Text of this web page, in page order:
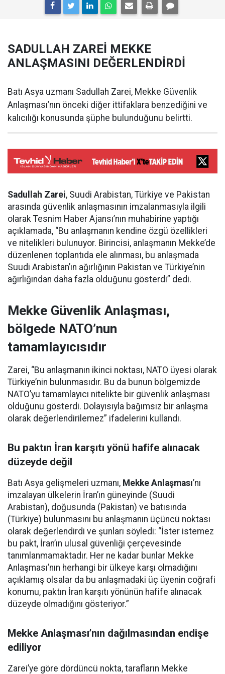
SADULLAH ZAREİ MEKKE
ANLAŞMASINI DEĞERLENDİRDİ
Batı Asya uzmanı Sadullah Zarei, Mekke Güvenlik
Anlaşması’nın önceki diğer ittifaklara benzediğini ve
kalıcılığı konusunda şüphe bulunduğunu belirtti.
Sadullah Zarei, Suudi Arabistan, Türkiye ve Pakistan
arasında güvenlik anlaşmasının imzalanmasıyla ilgili
olarak Tesnim Haber Ajansı’nın muhabirine yaptığı
açıklamada, “Bu anlaşmanın kendine özgü özellikleri
ve nitelikleri bulunuyor. Birincisi, anlaşmanın Mekke’de
düzenlenen toplantıda ele alınması, bu anlaşmada
Suudi Arabistan’ın ağırlığının Pakistan ve Türkiye’nin
ağırlığından daha fazla olduğunu gösterdi” dedi.
Mekke Güvenlik Anlaşması,
bölgede NATO’nun
tamamlayıcısıdır
Zarei, “Bu anlaşmanın ikinci noktası, NATO üyesi olarak
Türkiye’nin bulunmasıdır. Bu da bunun bölgemizde
NATO’yu tamamlayıcı nitelikte bir güvenlik anlaşması
olduğunu gösterdi. Dolayısıyla bağımsız bir anlaşma
olarak değerlendirilemez” ifadelerini kullandı.
Bu paktın İran karşıtı yönü hafife alınacak
düzeyde değil
Batı Asya gelişmeleri uzmanı, Mekke Anlaşması’nı
imzalayan ülkelerin İran’ın güneyinde (Suudi
Arabistan), doğusunda (Pakistan) ve batısında
(Türkiye) bulunmasını bu anlaşmanın üçüncü noktası
olarak değerlendirdi ve şunları söyledi: “İster istemez
bu pakt, İran’ın ulusal güvenliği çerçevesinde
tanımlanmamaktadır. Her ne kadar bunlar Mekke
Anlaşması’nın herhangi bir ülkeye karşı olmadığını
açıklamış olsalar da bu anlaşmadaki üç üyenin coğrafi
konumu, paktın İran karşıtı yönünün hafife alınacak
düzeyde olmadığını gösteriyor.”
Mekke Anlaşması’nın dağılmasından endişe
ediliyor
Zarei’ye göre dördüncü nokta, tarafların Mekke